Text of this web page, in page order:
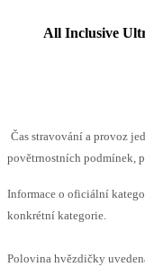
All Inclusive
Čas stravování a provoz
povětrnostních podmínek,
Informace o oficiální
konkrétní kategorie.
Polovina hvězdičky